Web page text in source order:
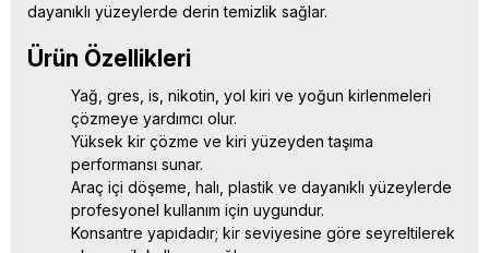
dayanıklı yüzeylerde derin temizlik sağlar.
Ürün Özellikleri
Yağ, gres, is, nikotin, yol kiri ve yoğun kirlenmeleri
çözmeye yardımcı olur.
Yüksek kir çözme ve kiri yüzeyden taşıma
performansı sunar.
Araç içi döşeme, halı, plastik ve dayanıklı yüzeylerde
profesyonel kullanım için uygundur.
Konsantre yapıdadır; kir seviyesine göre seyreltilerek